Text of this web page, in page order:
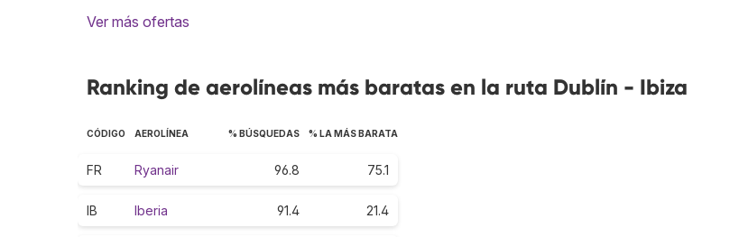
Ver más ofertas
Ranking de aerolíneas más baratas en la ruta Dublín - Ibiza
CÓDIGO AEROLÍNEA % BÚSQUEDAS % LA MÁS BARATA
FR Ryanair 96.8 75.1
IB Iberia 91.4 21.4